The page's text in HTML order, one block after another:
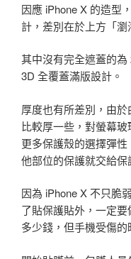
因應 iPhone X 的造型
計，差別在於上方「瀏
其中沒有完全遮蓋的
3D 全覆蓋滿版設計。
厚度也有所差別，由
比較厚一些，對螢幕
更多保護殼的選擇彈
他部位的保護就交給保
因為 iPhone X 不只脆
了貼保護貼外，一定
多少錢，但手機受傷的